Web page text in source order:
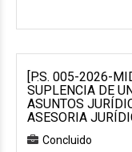
[P.S. 005-2026-
SUPLENCIA DE
ASUNTOS
ASESORIA
Concluido